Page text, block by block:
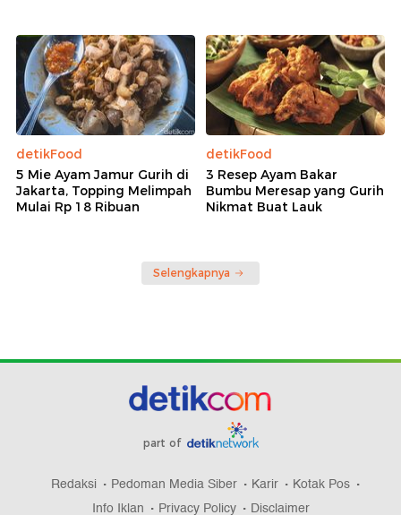
detikFood
5 Mie Ayam Jamur Gurih di
Jakarta, Topping Melimpah
Mulai Rp 18 Ribuan
detikFood
3 Resep Ayam Bakar
Bumbu Meresap yang Gurih
Nikmat Buat Lauk
Selengkapnya
part of
Redaksi Pedoman Media Siber Karir
Kotak Pos
Info Iklan
Privacy Policy Disclaimer